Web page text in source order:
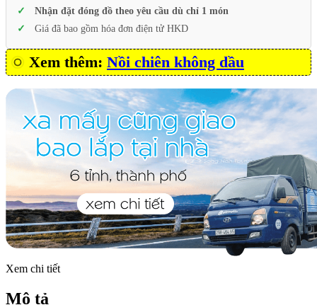
Nhận đặt đóng đồ theo yêu cầu dù chỉ 1 món
Giá đã bao gồm hóa đơn điện tử HKD
Xem thêm: Nồi chiên không dầu
Xem chi tiết
Mô tả